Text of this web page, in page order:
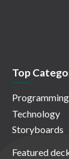
Top
Programming
Technology
Storyboards
Featured